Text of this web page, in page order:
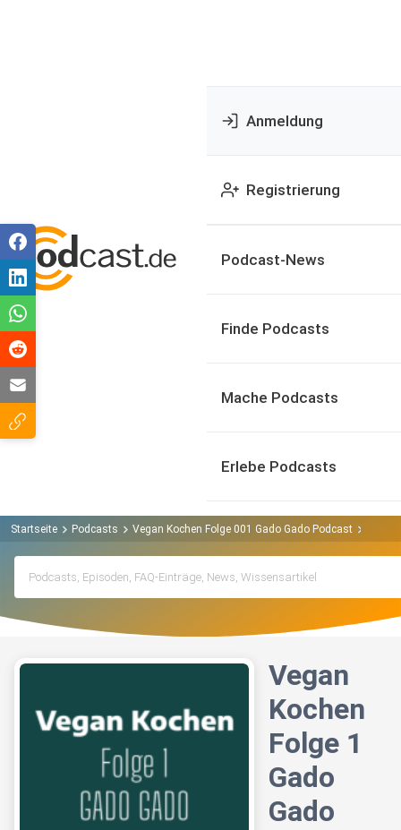
Anmeldung
Registrierung
Podcast-News
Finde Podcasts
Mache Podcasts
Erlebe Podcasts
Startseite Podcasts Vegan Kochen Folge 001 Gado Gado Podcast
Vegan
Kochen
Folge 1
Gado
Gado